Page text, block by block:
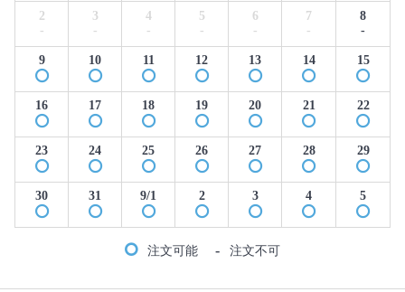
2
-
3
-
4
-
5
-
6
-
7
-
8
-
9 10 11 12 13 14 15
16 17 18 19 20 21 22
23 24 25 26 27 28 29
30 31 9/1 2 3 4 5
注文可能 - 注文不可